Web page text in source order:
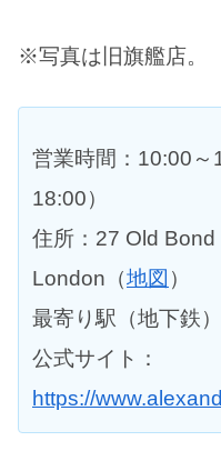
※写真は旧旗艦店。
営業時間：10:00
18:00）
住所：27 Old Bond
London（地図 ）
最寄り駅（地下鉄
公式サイト：
https://